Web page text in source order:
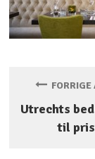
FORRIGE
Utrechts
til